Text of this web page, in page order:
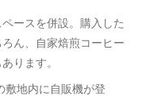
ースを併設。購入した
ん、自家焙煎コーヒー
ります。
敷地内に自販機が登